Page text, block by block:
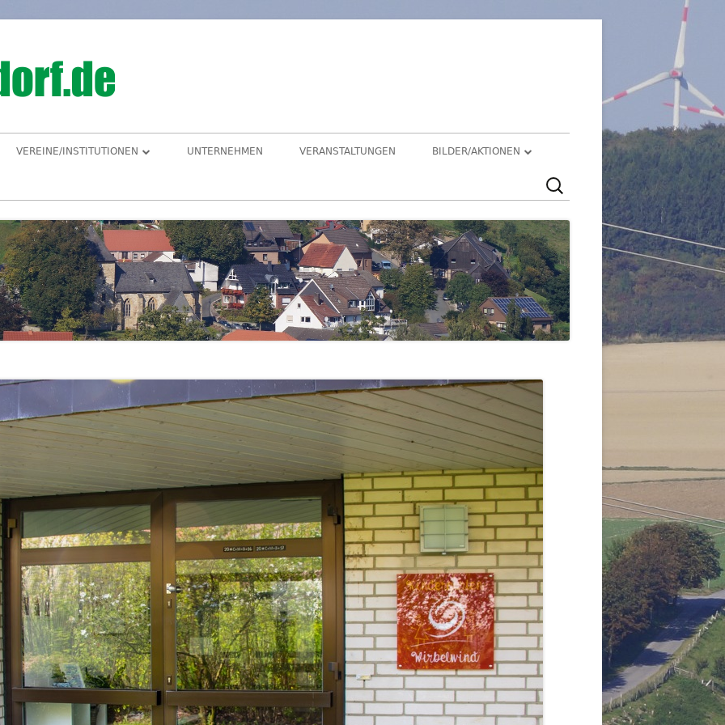
ALME- UND AFTETAL
AUEN-RADWEG
VEREINE/INSTITUTIONEN
CDU-ORTSUNION
FREIWILLIGE FEUERWEHR
HEIMATVEREIN
KINDERGARTEN
LANDJUGEND
PFARRGEMEINDE
RESERVISTEN
SPORTVEREIN
TRECKERFREUNDE
UNTERNEHMEN VERANSTALTUNGEN BILDER/AKTIONEN
HEGENSDORFER FOTOWETTBEWERB
FENSTERZAUBER IM ADVENT 2020
VIRTUELLER SCHNADGANG 2020
SCHNADGANG 2016
Suchen
nach: